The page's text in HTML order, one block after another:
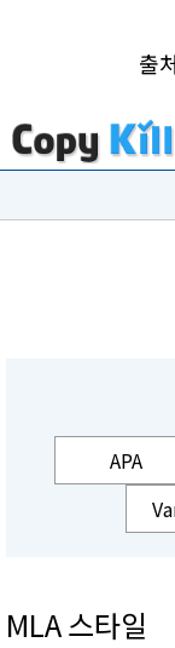
출
APA
MLA 스타일